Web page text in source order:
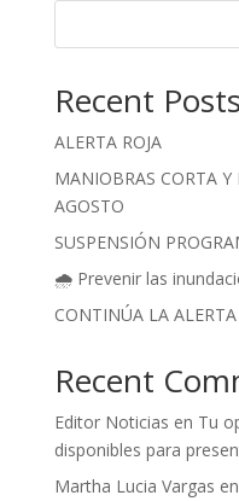
Recent Posts
ALERTA ROJA
MANIOBRAS CORTA Y
AGOSTO
SUSPENSIÓN
🌧️ Prevenir las
CONTINÚA LA ALERTA
Recent
Editor Noticias en Tu
disponibles para
Martha Lucia Vargas en